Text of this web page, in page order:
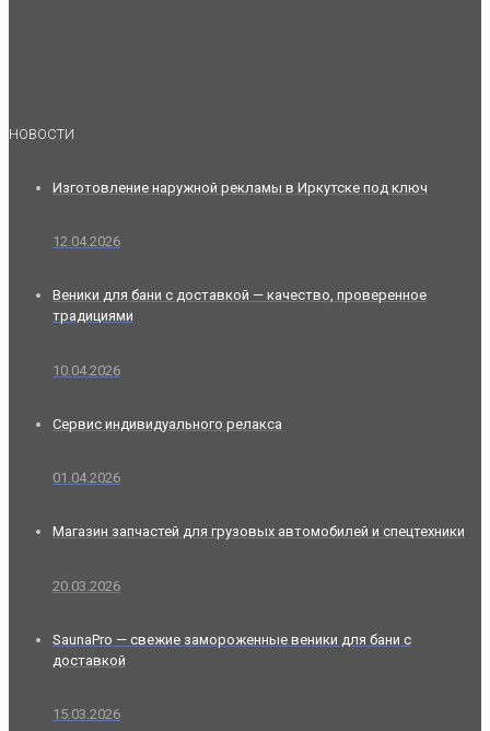
НОВОСТИ
Изготовление наружной рекламы в Иркутске под ключ
12.04.2026
Веники для бани с доставкой — качество, проверенное
традициями
10.04.2026
Сервис индивидуального релакса
01.04.2026
Магазин запчастей для грузовых автомобилей и спецтехники
20.03.2026
SaunaPro — свежие замороженные веники для бани с
доставкой
15.03.2026